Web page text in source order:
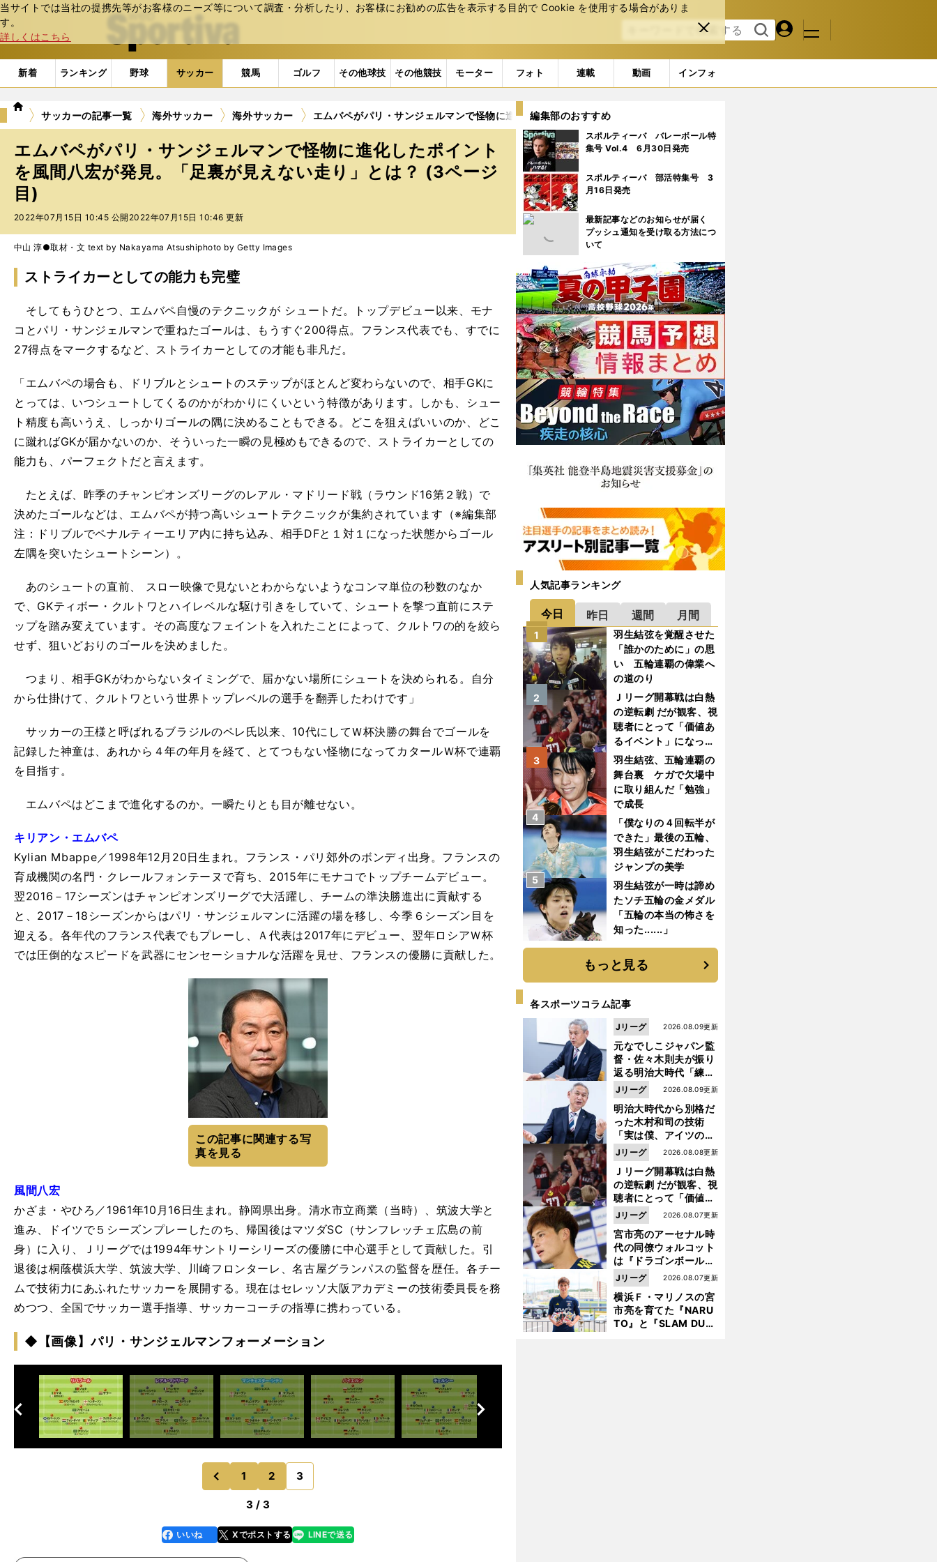
当サイトでは当社の提携先等がお客様のニーズ等について調査・分析したり、お客様にお勧めの広告を表⽰する⽬的で Cookie を使⽤する場合がありま
す。
詳しくはこちら
閉じ
る
web Sportiva (webスポルティーバ)
検索
る
マイペ
ジ
メニュ
新着 ランキング 野球 サッカー 競馬 ゴルフ その他球技 その他競技 モーター フォト 連載 動画 インフォ
we
ポ
ル
テ
ィ
ー
サッカーの記事一覧 海外サッカー 海外サッカー エムバペがパリ・サンジェルマンで怪物に進化したポイントを風間八宏が発見。「足裏が見えない走り」とは？
エムバペがパリ・サンジェルマンで怪物に進化したポイント
を風間八宏が発見。「足裏が見えない走り」とは？ (3ページ
目)
2022年07月15日 10:45 公開 2022年07月15日 10:46 更新
中山 淳●取材・文 text by Nakayama Atsushiphoto by Getty Images
ストライカーとしての能力も完璧
そしてもうひとつ、エムバペ自慢のテクニックが シュートだ。トップデビュー以来、モナ
コとパリ・サンジェルマンで重ねたゴールは、もうすぐ200得点。フランス代表でも、すでに
27得点をマークするなど、ストライカーとしての才能も非凡だ。
「エムバペの場合も、ドリブルとシュートのステップがほとんど変わらないので、相手GKに
とっては、いつシュートしてくるのかがわかりにくいという特徴があります。しかも、シュー
ト精度も高いうえ、しっかりゴールの隅に決めることもできる。どこを狙えばいいのか、どこ
に蹴ればGKが届かないのか、そういった一瞬の見極めもできるので、ストライカーとしての
能力も、パーフェクトだと言えます。
たとえば、昨季のチャンピオンズリーグのレアル・マドリード戦（ラウンド16第２戦）で
決めたゴールなどは、エムバペが持つ高いシュートテクニックが集約されています（※編集部
注：ドリブルでペナルティーエリア内に持ち込み、相手DFと１対１になった状態からゴール
左隅を突いたシュートシーン）。
あのシュートの直前、 スロー映像で見ないとわからないようなコンマ単位の秒数のなか
で、GKティボー・クルトワとハイレベルな駆け引きをしていて、シュートを撃つ直前にステ
ップを踏み変えています。その高度なフェイントを入れたことによって、クルトワの的を絞ら
せず、狙いどおりのゴールを決めました。
つまり、相手GKがわからないタイミングで、届かない場所にシュートを決められる。自分
から仕掛けて、クルトワという世界トップレベルの選手を翻弄したわけです」
サッカーの王様と呼ばれるブラジルのペレ氏以来、10代にしてＷ杯決勝の舞台でゴールを
記録した神童は、あれから４年の年月を経て、とてつもない怪物になってカタールＷ杯で連覇
を目指す。
エムバペはどこまで進化するのか。一瞬たりとも目が離せない。
キリアン・エムバペ
Kylian Mbappe／1998年12月20日生まれ。フランス・パリ郊外のボンディ出身。フランスの
育成機関の名門・クレールフォンテーヌで育ち、2015年にモナコでトップチームデビュー。
翌2016－17シーズンはチャンピオンズリーグで大活躍し、チームの準決勝進出に貢献する
と、2017－18シーズンからはパリ・サンジェルマンに活躍の場を移し、今季６シーズン目を
迎える。各年代のフランス代表でもプレーし、Ａ代表は2017年にデビュー、翌年ロシアＷ杯
では圧倒的なスピードを武器にセンセーショナルな活躍を見せ、フランスの優勝に貢献した。
この記事に関連する写
真を見る
風間八宏
かざま・やひろ／1961年10月16日生まれ。静岡県出身。清水市立商業（当時）、筑波大学と
進み、ドイツで５シーズンプレーしたのち、帰国後はマツダSC（サンフレッチェ広島の前
身）に入り、Ｊリーグでは1994年サントリーシリーズの優勝に中心選手として貢献した。引
退後は桐蔭横浜大学、筑波大学、川崎フロンターレ、名古屋グランパスの監督を歴任。各チー
ムで技術力にあふれたサッカーを展開する。現在はセレッソ大阪アカデミーの技術委員長を務
めつつ、全国でサッカー選手指導、サッカーコーチの指導に携わっている。
◆【画像】パリ・サンジェルマンフォーメーション
次
へ
前
へ
前
のページへ
1 2 3
3 / 3
faceboo
k
いいね Xでポストする
line LINEで送る
編集部のおすすめ
スポルティーバ バレーボール特
集号 Vol.4 6月30日発売
スポルティーバ 部活特集号 3
月16日発売
最新記事などのお知らせが届く
プッシュ通知を受け取る方法につ
いて
人気記事ランキング
今日 昨日 週間 月間
羽生結弦を覚醒させた
「誰かのために」の思
い 五輪連覇の偉業へ
の道のり
1
Ｊリーグ開幕戦は白熱
の逆転劇 だが観客、視
聴者にとって「価値あ
るイベント」になって
いたか
2
羽生結弦、五輪連覇の
舞台裏 ケガで欠場中
に取り組んだ「勉強」
で成長
3
「僕なりの４回転半が
できた」最後の五輪、
羽生結弦がこだわった
ジャンプの美学
4
羽生結弦が一時は諦め
たソチ五輪の金メダル
「五輪の本当の怖さを
知った......」
5
もっと見る
各スポーツコラム記事
元なでしこジャパン監
督・佐々木則夫が振り
返る明治大時代「練習
もしない（木村）和司
が脚光を浴びて...。全
然面白くない４年間で
した」
2026.08.09更新
Jリーグ
明治大時代から別格だ
った木村和司の技術
「実は僕、アイツのフ
ェイントを真似してい
ました」と元なでしこ
ジャパン監督・佐々木
則夫
2026.08.09更新
Jリーグ
Ｊリーグ開幕戦は白熱
の逆転劇 だが観客、視
聴者にとって「価値あ
るイベント」になって
いたか
2026.08.08更新
Jリーグ
宮市亮のアーセナル時
代の同僚ウォルコット
は『ドラゴンボール』
が大好き ポドルスキは
日向小次郎に憧れてい
た
2026.08.07更新
Jリーグ
横浜Ｆ・マリノスの宮
市亮を育てた『NARU
TO』と『SLAM DUN
2026.08.07更新
Jリーグ